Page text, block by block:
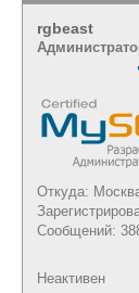
rgbeast
Откуда:
Сообщений:
Неактивен